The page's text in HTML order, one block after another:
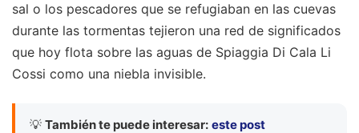
sal o los pescadores que se refugiaban en las cuevas
durante las tormentas tejieron una red de significados
que hoy flota sobre las aguas de Spiaggia Di Cala Li
Cossi como una niebla invisible.
💡 También te puede interesar: este post